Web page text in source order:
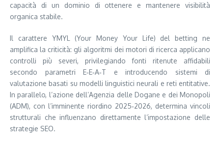
capacità di un dominio di ottenere e mantenere visibilità
organica stabile.
Il carattere YMYL (Your Money Your Life) del betting ne
amplifica la criticità: gli algoritmi dei motori di ricerca applicano
controlli più severi, privilegiando fonti ritenute affidabili
secondo parametri E‑E‑A‑T e introducendo sistemi di
valutazione basati su modelli linguistici neurali e reti entitative.
In parallelo, l’azione dell’Agenzia delle Dogane e dei Monopoli
(ADM), con l’imminente riordino 2025‑2026, determina vincoli
strutturali che influenzano direttamente l’impostazione delle
strategie SEO.